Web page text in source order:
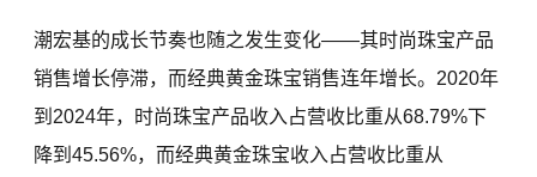
潮宏基的成长节奏也随之发生变化——其时尚珠宝产品
销售增长停滞，而经典黄金珠宝销售连年增长。2020年
到2024年，时尚珠宝产品收入占营收比重从68.79%下
降到45.56%，而经典黄金珠宝收入占营收比重从